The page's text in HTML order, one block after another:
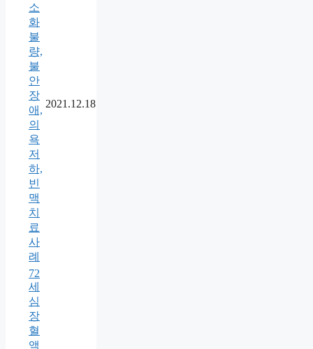
소
화
불
량,
불
안
장
애,
의
욕
저
하,
빈
맥
치
료
사
례
2021.12.18
72
세
심
장
혈
액